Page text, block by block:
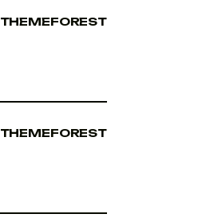
THEMEFOREST
THEMEFOREST